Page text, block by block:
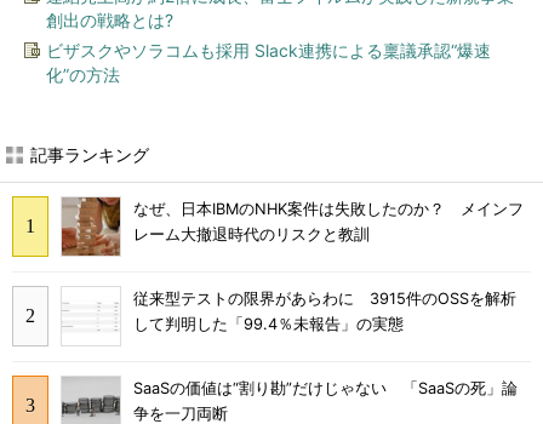
創出の戦略とは?
ビザスクやソラコムも採用 Slack連携による稟議承認“爆速
化”の方法
記事ランキング
なぜ、日本IBMのNHK案件は失敗したのか？ メインフ
レーム大撤退時代のリスクと教訓
従来型テストの限界があらわに 3915件のOSSを解析
して判明した「99.4％未報告」の実態
SaaSの価値は“割り勘”だけじゃない 「SaaSの死」論
争を一刀両断